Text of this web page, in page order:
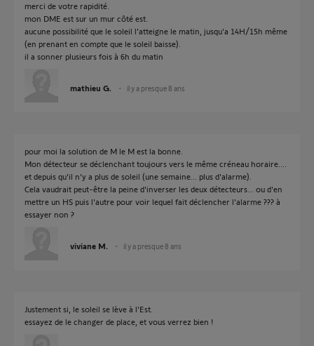
merci de votre rapidité.
mon DME est sur un mur côté est.
aucune possibilité que le soleil l'atteigne le matin, jusqu'a 14H/15h même
(en prenant en compte que le soleil baisse).
il a sonner plusieurs fois à 6h du matin
mathieu G. il y a presque 8 ans
pour moi la solution de M le M est la bonne.
Mon détecteur se déclenchant toujours vers le même créneau horaire....
et depuis qu'il n'y a plus de soleil (une semaine... plus d'alarme).
Cela vaudrait peut-être la peine d'inverser les deux détecteurs... ou d'en
mettre un HS puis l'autre pour voir lequel fait déclencher l'alarme ??? à
essayer non ?
viviane M. il y a presque 8 ans
Justement si, le soleil se lève à l'Est.
essayez de le changer de place, et vous verrez bien !